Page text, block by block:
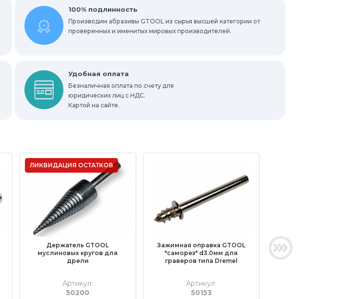
100% подлинность
Производим абразивы GTOOL из сырья высшей категории от
проверенных и именитых мировых производителей.
Удобная оплата
Безналичная оплата по счету для
юридических лиц с НДС.
Картой на сайте.
ЛИКВИДАЦИЯ ОСТАТКОВ
Держатель GTOOL
муслиновых кругов для
дрели
Артикул:
50200
Зажимная оправка GTOOL
"саморез" d3.0мм для
граверов типа Dremel
Артикул:
50153
Бесключевой
GTOOL для